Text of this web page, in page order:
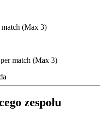
(Max 3)
match (Max 3)
zespołu